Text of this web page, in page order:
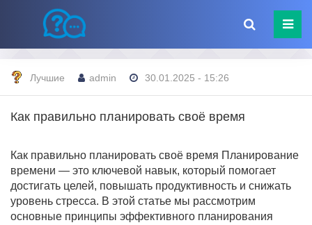
Лучшие admin 30.01.2025 - 15:26
Как правильно планировать своё время
Как правильно планировать своё время Планирование
времени — это ключевой навык, который помогает
достигать целей, повышать продуктивность и снижать
уровень стресса. В этой статье мы рассмотрим
основные принципы эффективного планирования